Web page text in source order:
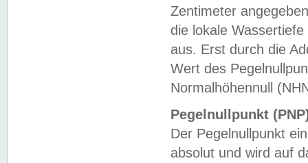
Zentimeter
die lokale
aus. Erst durch die
Wert des
Normalhöhennull
Pegelnullpunkt
Der Pegelnullpunkt
absolut und wird auf